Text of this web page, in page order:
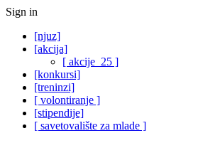
Sign in
[njuz]
[akcija]
[ akcije_25 ]
[konkursi]
[treninzi]
[ volontiranje ]
[stipendije]
[ savetovalište za mlade ]